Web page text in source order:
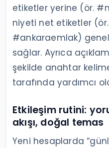
etiketler yerine (ör.
niyeti net etiketler
#ankaraemlak)
sağlar. Ayrıca
şekilde anahtar
tarafında yardımcı
Etkileşim rutini:
akışı, doğal temas
Yeni hesaplarda